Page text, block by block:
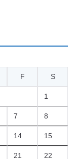
F S
1
7 8
14 15
21 22